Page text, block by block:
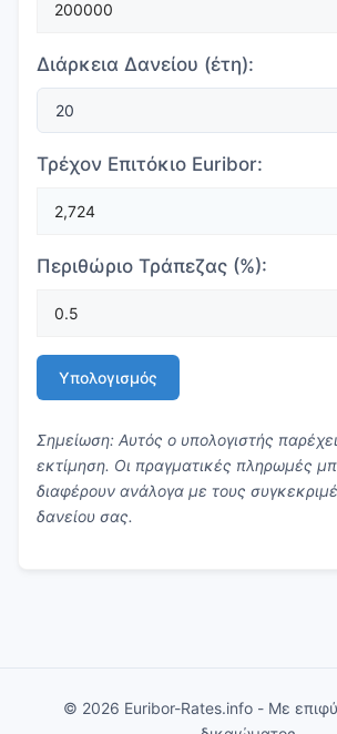
Διάρκεια Δανείου (έτη):
Τρέχον Επιτόκιο Euribor:
Περιθώριο Τράπεζας (%):
Υπολογισμός
Σημείωση: Αυτός ο υπολογιστής
εκτίμηση. Οι πραγματικές πληρωμές
διαφέρουν ανάλογα με τους
δανείου σας.
© 2026 Euribor-Rates.info - Με